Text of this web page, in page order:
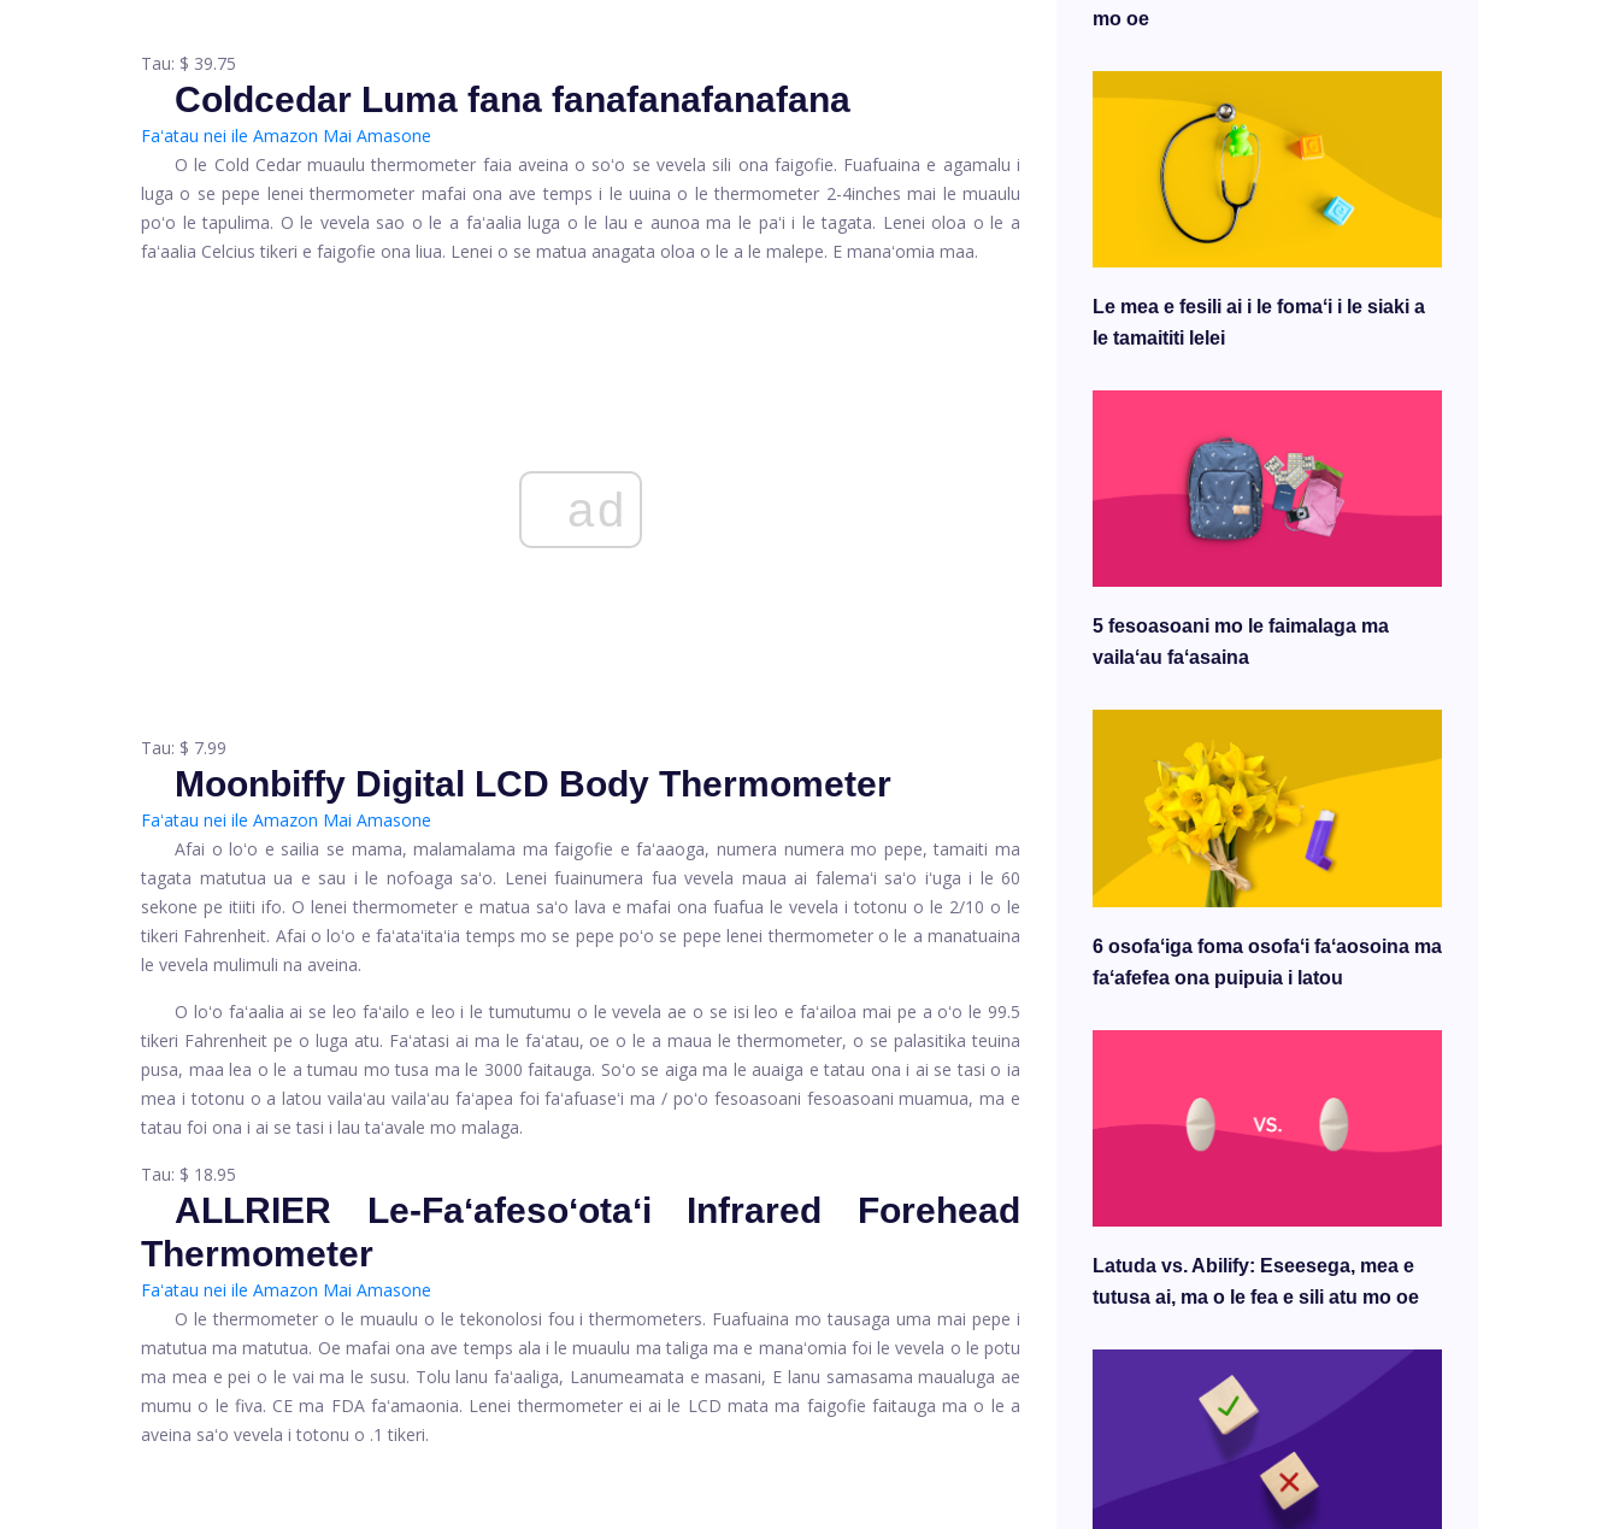
Tau: $ 39.75
Coldcedar Luma fana fanafanafanafana
Faʻatau nei ile Amazon Mai Amasone
O le Cold Cedar muaulu thermometer faia aveina o soʻo se vevela sili ona faigofie. Fuafuaina e agamalu i
luga o se pepe lenei thermometer mafai ona ave temps i le uuina o le thermometer 2-4inches mai le muaulu
poʻo le tapulima. O le vevela sao o le a faʻaalia luga o le lau e aunoa ma le paʻi i le tagata. Lenei oloa o le a
faʻaalia Celcius tikeri e faigofie ona liua. Lenei o se matua anagata oloa o le a le malepe. E manaʻomia maa.
ad
Tau: $ 7.99
Moonbiffy Digital LCD Body Thermometer
Faʻatau nei ile Amazon Mai Amasone
Afai o loʻo e sailia se mama, malamalama ma faigofie e faʻaaoga, numera numera mo pepe, tamaiti ma
tagata matutua ua e sau i le nofoaga saʻo. Lenei fuainumera fua vevela maua ai falemaʻi saʻo iʻuga i le 60
sekone pe itiiti ifo. O lenei thermometer e matua saʻo lava e mafai ona fuafua le vevela i totonu o le 2/10 o le
tikeri Fahrenheit. Afai o loʻo e faʻataʻitaʻia temps mo se pepe poʻo se pepe lenei thermometer o le a manatuaina
le vevela mulimuli na aveina.
O loʻo faʻaalia ai se leo faʻailo e leo i le tumutumu o le vevela ae o se isi leo e faʻailoa mai pe a oʻo le 99.5
tikeri Fahrenheit pe o luga atu. Faʻatasi ai ma le faʻatau, oe o le a maua le thermometer, o se palasitika teuina
pusa, maa lea o le a tumau mo tusa ma le 3000 faitauga. Soʻo se aiga ma le auaiga e tatau ona i ai se tasi o ia
mea i totonu o a latou vailaʻau vailaʻau faʻapea foi faʻafuaseʻi ma / poʻo fesoasoani fesoasoani muamua, ma e
tatau foi ona i ai se tasi i lau taʻavale mo malaga.
Tau: $ 18.95
ALLRIER Le-Faʻafesoʻotaʻi Infrared Forehead
Thermometer
Faʻatau nei ile Amazon Mai Amasone
O le thermometer o le muaulu o le tekonolosi fou i thermometers. Fuafuaina mo tausaga uma mai pepe i
matutua ma matutua. Oe mafai ona ave temps ala i le muaulu ma taliga ma e manaʻomia foi le vevela o le potu
ma mea e pei o le vai ma le susu. Tolu lanu faʻaaliga, Lanumeamata e masani, E lanu samasama maualuga ae
mumu o le fiva. CE ma FDA faʻamaonia. Lenei thermometer ei ai le LCD mata ma faigofie faitauga ma o le a
aveina saʻo vevela i totonu o .1 tikeri.
mo oe
Le mea e fesili ai i le fomaʻi i le siaki a
le tamaititi lelei
5 fesoasoani mo le faimalaga ma
vailaʻau faʻasaina
6 osofaʻiga foma osofaʻi faʻaosoina ma
faʻafefea ona puipuia i latou
Latuda vs. Abilify: Eseesega, mea e
tutusa ai, ma o le fea e sili atu mo oe